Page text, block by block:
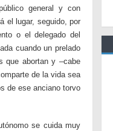
general y con
el lugar, seguido, por
o el delegado del
cuando un prelado
que abortan y –cabe
de la vida sea
de ese anciano torvo
se cuida muy